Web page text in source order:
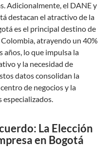
Adicionalmente, el DANE y
destacan el atractivo de la
es el principal destino de
atrayendo un 40%
lo que impulsa la
y la necesidad de
datos consolidan la
de negocios y la
La Elección
en Bogotá